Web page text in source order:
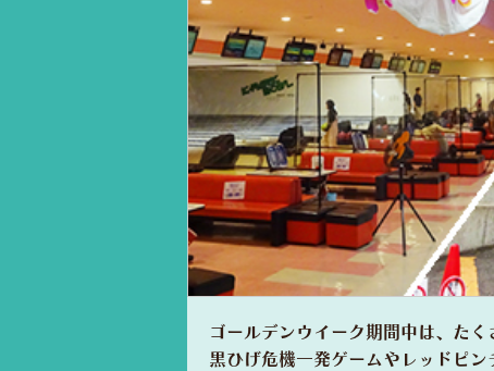
ゴールデンウイーク期間中は、た
黒ひげ危機一発ゲームやレッドピ